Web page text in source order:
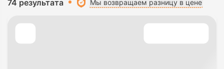
74 результата Мы возвращаем разницу в цене